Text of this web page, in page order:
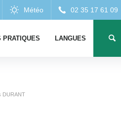
PRATIQUES LANGUES
DURANT